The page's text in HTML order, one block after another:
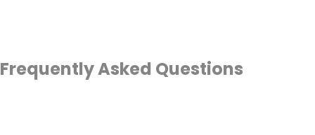
Frequently Asked Questions